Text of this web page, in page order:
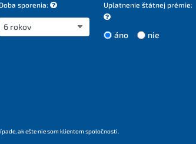
Doba sporenia: Uplatnenie štátnej prémie:
áno nie
ak ešte nie som klientom spoločnosti.